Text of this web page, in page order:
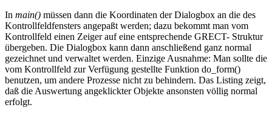
In main() müssen dann die Koordinaten der Dialogbox an die des
Kontrollfeldfensters angepaßt werden; dazu bekommt man vom
Kontrollfeld einen Zeiger auf eine entsprechende GRECT- Struktur
übergeben. Die Dialogbox kann dann anschließend ganz normal
gezeichnet und verwaltet werden. Einzige Ausnahme: Man sollte die
vom Kontrollfeld zur Verfügung gestellte Funktion do_form()
benutzen, um andere Prozesse nicht zu behindern. Das Listing zeigt,
daß die Auswertung angeklickter Objekte ansonsten völlig normal
erfolgt.